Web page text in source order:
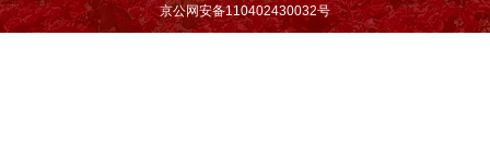
京公网安备110402430032号